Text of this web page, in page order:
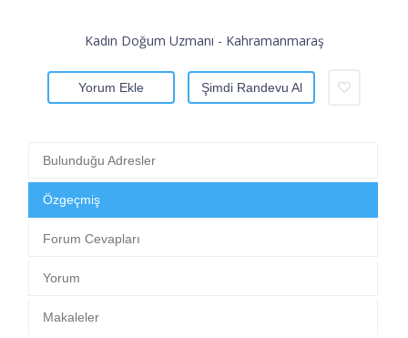
Kadın Doğum Uzmanı - Kahramanmaraş
Yorum Ekle Şimdi Randevu Al
Bulunduğu Adresler
Özgeçmiş
Forum Cevapları
Yorum
Makaleler